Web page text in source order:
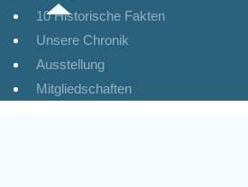
10 Historische Fakten
Unsere Chronik
Ausstellung
Mitgliedschaften